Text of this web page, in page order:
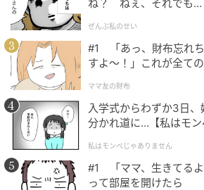
めた読者様の体験談をもとに記事化
ムーンカレンダー編集室では、女
月をもっとラクに快適に、女性の一
記事を配信しています。すべての女
ラクに楽しくなりますように！
ベビーカレンダー編集部／ムーンカ
ね？ ねぇ、それでも…
ぜんぶ私のせい
#1 「あっ、財布忘れ
すよ〜！」これが全て
ママ友の財布
入学式からわずか3日
分かれ道に…【私はモ
私はモンペじゃありません
#1 「ママ、生きてる
って部屋を開けたら